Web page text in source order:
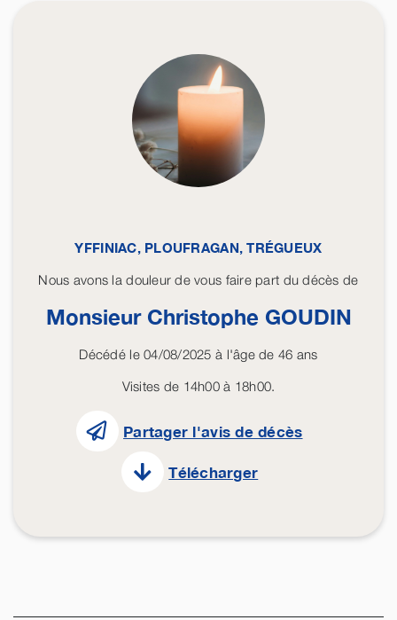
YFFINIAC, PLOUFRAGAN, TRÉGUEUX
Nous avons la douleur de vous faire part du décès de
Monsieur Christophe GOUDIN
Décédé le 04/08/2025 à l'âge de 46 ans
Visites de 14h00 à 18h00.
Partager l'avis de décès
Télécharger